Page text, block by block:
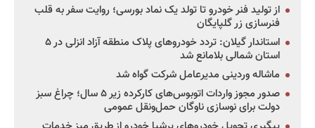
از تولید فنر خودرو تا تولد یک نماد بورسی؛ روایت سفر به قلب
فنرسازی زر گلپایگان
استاندار گیلان: تردد خودروهای پلاک منطقه آزاد انزلی در ۵
استان شمالی بلامانع شد
ماشاله وردینی مدیرعامل شرکت گواه شد
صدور مجوز واردات اتوبوس‌های کارکرده زیر ۵ سال؛ چراغ سبز
دولت برای نوسازی ناوگان حمل‌ونقل عمومی